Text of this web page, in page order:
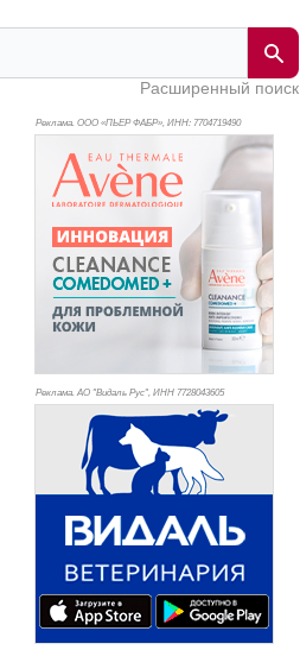
Расширенный поиск
Реклама. ООО «ПЬЕР ФАБР», ИНН: 7704719490
Реклама. АО "Видаль Рус", ИНН 7728043605